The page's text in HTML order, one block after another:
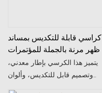
كراسي قابلة للتكديس بمساند
ظهر مرنة بالجملة للمؤتمرات
والمآدب، بألوان قابلة
للتخصيص
يتميز هذا الكرسي بإطار معدني،
وتصميم قابل للتكديس، وألوان